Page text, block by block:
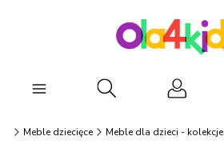
Otwórz wyszukiwarkę
Meble dziecięce Meble dla dzieci - kolekcje